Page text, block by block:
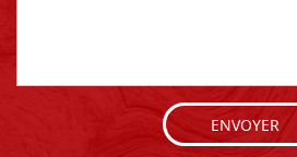
ENVOYER